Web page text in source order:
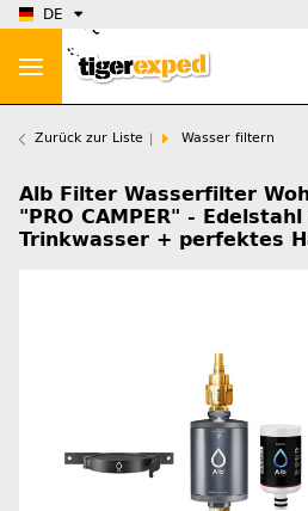
DE
Zurück zur Liste Wasser filtern
Alb Filter Wasserfilter
"PRO CAMPER" -
Trinkwasser + perfektes